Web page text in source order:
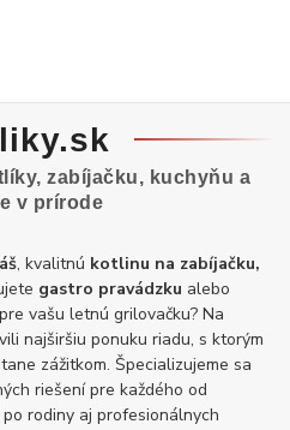
zabíjačku, kuchyňu a
v prírode
, kvalitnú kotlinu na zabíjačku,
gastro pravádzku alebo
vašu letnú grilovačku? Na
najširšiu ponuku riadu, s ktorým
zážitkom. Špecializujeme sa
riešení pre každého od
po rodiny aj profesionálnych